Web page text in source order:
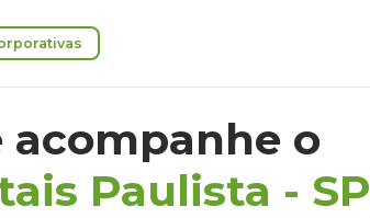
acompanhe o
Paulista - SP